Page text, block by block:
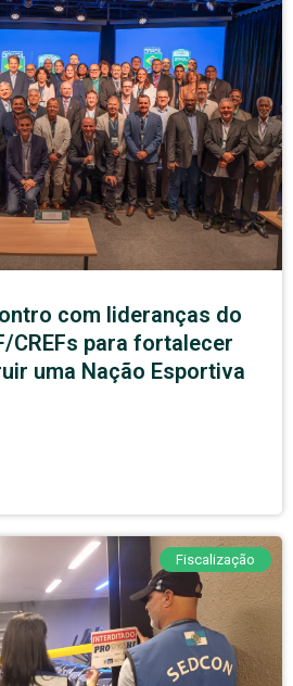
com lideranças do
CREFs para fortalecer
uma Nação Esportiva
Fiscalização